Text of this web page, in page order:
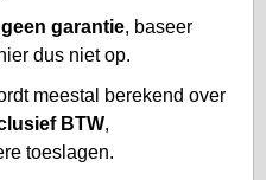
geen garantie, baseer
dus niet op.
meestal berekend over
BTW,
toeslagen.